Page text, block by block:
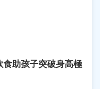
助孩子突破身高極